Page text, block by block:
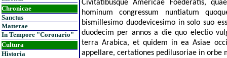
Chronicae
Sanctus
Matterae
In Tempore "Coronario"
Cultura
Historia
Civitatibusque Americae Foederatis,
hominum congressum nuntiatum
bismillesimo duodevicesimo in solo suo
duodecim per annos a die quo electio
terra Arabica, et quidem in ea Asiae
appellare, certationes pedilusoriae in orbe